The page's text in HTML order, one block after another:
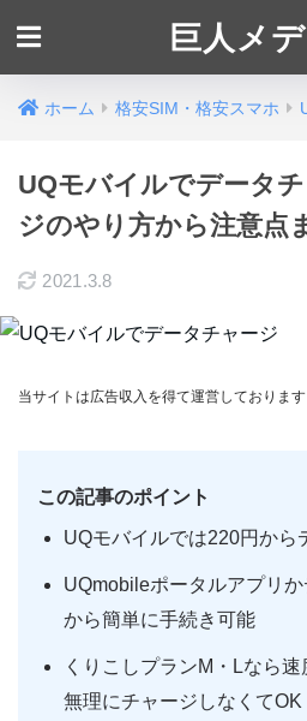
巨人メ
ホーム 格安SIM・格安スマホ
UQモバイルでデータ
ジのやり方から注意点
2021.3.8
当サイトは広告収入を得て運営しております
この記事のポイント
UQモバイルでは220円から
UQmobileポータルアプリ
から簡単に手続き可能
くりこしプランM・Lなら
無理にチャージしなくてOK